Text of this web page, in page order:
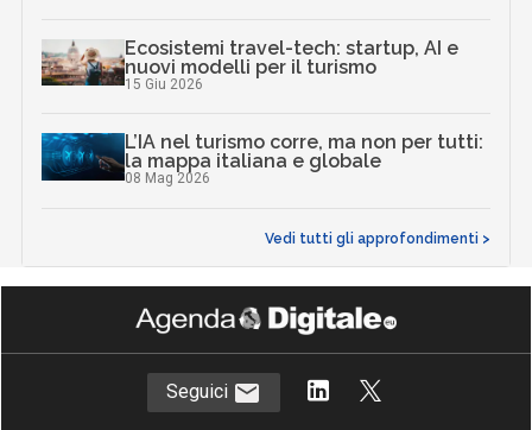
Ecosistemi travel-tech: startup, AI e
nuovi modelli per il turismo
15 Giu 2026
L’IA nel turismo corre, ma non per tutti:
la mappa italiana e globale
08 Mag 2026
Vedi tutti gli approfondimenti >
Seguici